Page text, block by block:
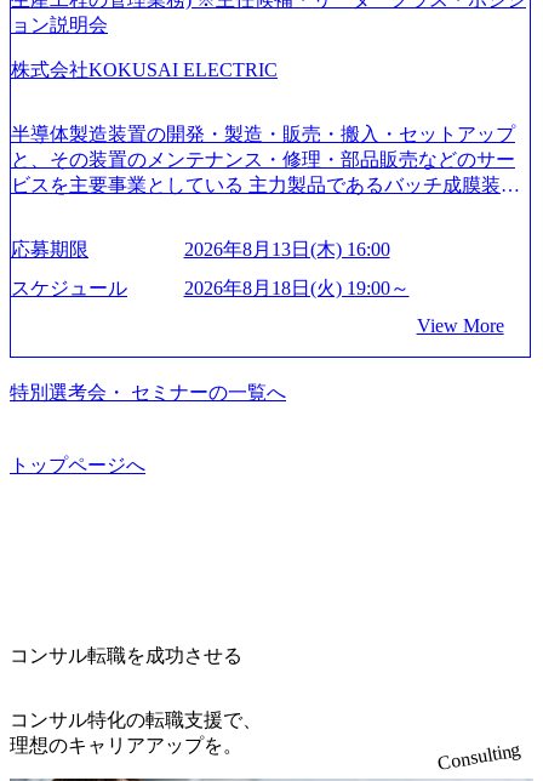
C事業を始め、パブリック、製造業、通信、エンタメ、教
はあるが、社員の興味のある分野やスキルを活用したいな
着けたい方でも幅広に経験を積みたい方でも、キャリア形
成が柔軟に可能な環境である。 https://storage.googleapis.com/
our-vision-production.appspot.com/public/images/20240925204135
_93b1bff3-f71c-4bc9-8bd9-72a8a4826007_1200x554.webp https://
mages/20250502152751_46c65543-87ef-4e86-a85a-8649e1c532f9
_956x512.webp https://storage.googleapis.com/our-vision-producti
on.appspot.com/public/images/20250502152804_ba6aaa1a-9ffc-4f
m/our-vision-production.appspot.com/public/images/202505021528
ング会社で、NRI、NTTDATAと同じく世界のFinTech Ranki
開発、運用保守と言った全工程を行う「一気通貫体制」が
特長 ビジネスへの深い理解を持つコンサルタントが集うXs
報 (https://www.xspear.co.jp/member/)一部抜粋 - 伊勢山 昇吾氏:
広いプロジェクトに従事 - 鈴木健仁氏：新卒でベイカレン
トに入社し最年少ディレクターを経てXspearに参画 - 梶田
ョン説明会
株式会社KOKUSAI ELECTRIC
半導体製造装置の開発・製造・販売・搬入・セットアップ
と、その装置のメンテナンス・修理・部品販売などのサー
ビスを主要事業としている 主力製品であるバッチ成膜装置
世界トップクラスのシェアを有している 技術と対話を通じ
て未来を創造し、社会課題の解決に貢献することを目指し
ている Mission:私たちの技術/私たちの対話 Vision:夢を未来
話 IoT社会の浸透、AIの加速等により半導体需要は世界中で
急伸長しており、それに伴い半導体製造装置の需要も伸長
中 https://storage.googleapis.com/our-vision-production.appspot.co
on-production.appspot.com/public/images/20260224131052_2abe7
cb8-329e-4a45-a8f5-73d9728b2cd7_1200x486.webp https://storag
アドバイザーによる自身のキャリア構築をめざす「キャリ
スタイム制度を実施しており、月単位の決められた労働時
間の範囲内で、出社・退社の時刻を社員の自己裁量に委
ね、ワークライフバランスを図りながら効率的に働くこと
応募期限
2026年8月13日(木) 16:00
スケジュール
2026年8月18日(火) 19:00～
View More
特別選考会・ セミナーの一覧へ
トップページへ
コンサル転職を成功させる
コンサル特化の転職支援で、
理想のキャリアアップを。
Consulting